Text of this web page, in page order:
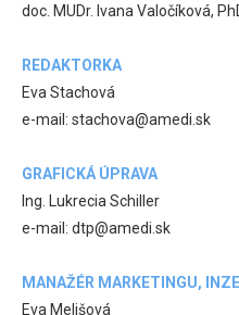
doc. MUDr. Ivana Valočíková,
REDAKTORKA
Eva Stachová
e-mail: stachova@amedi.sk
GRAFICKÁ ÚPRAVA
Ing. Lukrecia Schiller
e-mail: dtp@amedi.sk
MANAŽÉR MARKETINGU,
Eva Melišová